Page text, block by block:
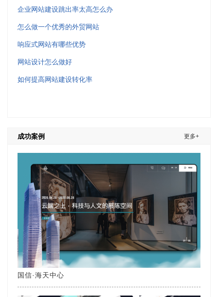
企业网站建设跳出率太高怎么办
怎么做一个优秀的外贸网站
响应式网站有哪些优势
网站设计怎么做好
如何提高网站建设转化率
成功案例 更多+
国信·海天中心